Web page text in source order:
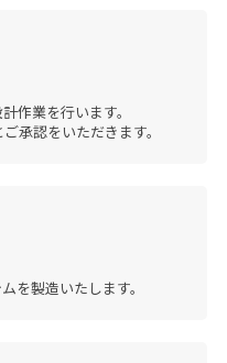
作業を行います。
承認をいただきます。
を製造いたします。